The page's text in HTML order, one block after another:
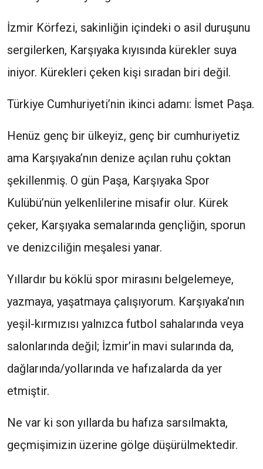
İzmir Körfezi, sakinliğin içindeki o asil duruşunu
sergilerken, Karşıyaka kıyısında kürekler suya
iniyor. Kürekleri çeken kişi sıradan biri değil.
Türkiye Cumhuriyeti’nin ikinci adamı: İsmet Paşa.
Henüz genç bir ülkeyiz, genç bir cumhuriyetiz
ama Karşıyaka’nın denize açılan ruhu çoktan
şekillenmiş. O gün Paşa, Karşıyaka Spor
Kulübü’nün yelkenlilerine misafir olur. Kürek
çeker, Karşıyaka semalarında gençliğin, sporun
ve denizciliğin meşalesi yanar.
Yıllardır bu köklü spor mirasını belgelemeye,
yazmaya, yaşatmaya çalışıyorum. Karşıyaka’nın
yeşil-kırmızısı yalnızca futbol sahalarında veya
salonlarında değil; İzmir’in mavi sularında da,
dağlarında/yollarında ve hafızalarda da yer
etmiştir.
Ne var ki son yıllarda bu hafıza sarsılmakta,
geçmişimizin üzerine gölge düşürülmektedir.